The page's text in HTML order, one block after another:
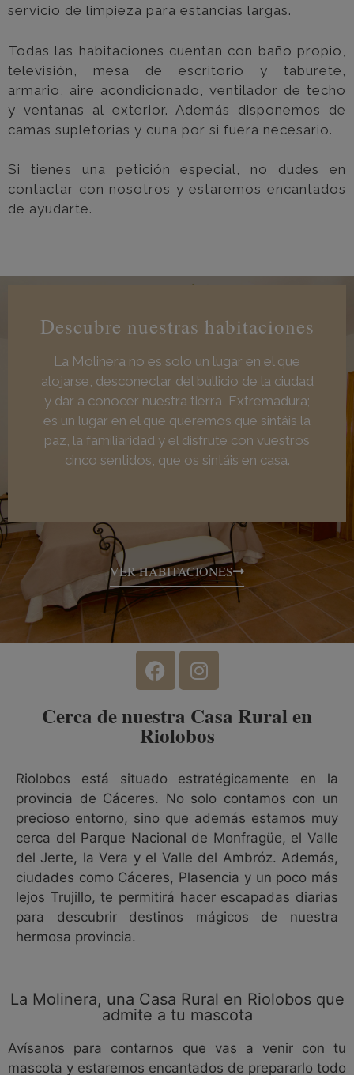
servicio de limpieza para estancias largas.
Todas las habitaciones cuentan con baño propio,
televisión, mesa de escritorio y taburete,
armario, aire acondicionado, ventilador de techo
y ventanas al exterior. Además disponemos de
camas supletorias y cuna por si fuera necesario.
Si tienes una petición especial, no dudes en
contactar con nosotros y estaremos encantados
de ayudarte.
Descubre nuestras habitaciones
La Molinera no es solo un lugar en el que
alojarse, desconectar del bullicio de la ciudad
y dar a conocer nuestra tierra, Extremadura;
es un lugar en el que queremos que sintáis la
paz, la familiaridad y el disfrute con vuestros
cinco sentidos, que os sintáis en casa.
VER HABITACIONES
Cerca de nuestra Casa Rural en
Riolobos
Riolobos está situado estratégicamente en la
provincia de Cáceres. No solo contamos con un
precioso entorno, sino que además estamos muy
cerca del Parque Nacional de Monfragüe, el Valle
del Jerte, la Vera y el Valle del Ambróz. Además,
ciudades como Cáceres, Plasencia y un poco más
lejos Trujillo, te permitirá hacer escapadas diarias
para descubrir destinos mágicos de nuestra
hermosa provincia.
La Molinera, una Casa Rural en Riolobos que
admite a tu mascota
Avísanos para contarnos que vas a venir con tu
mascota y estaremos encantados de prepararlo todo